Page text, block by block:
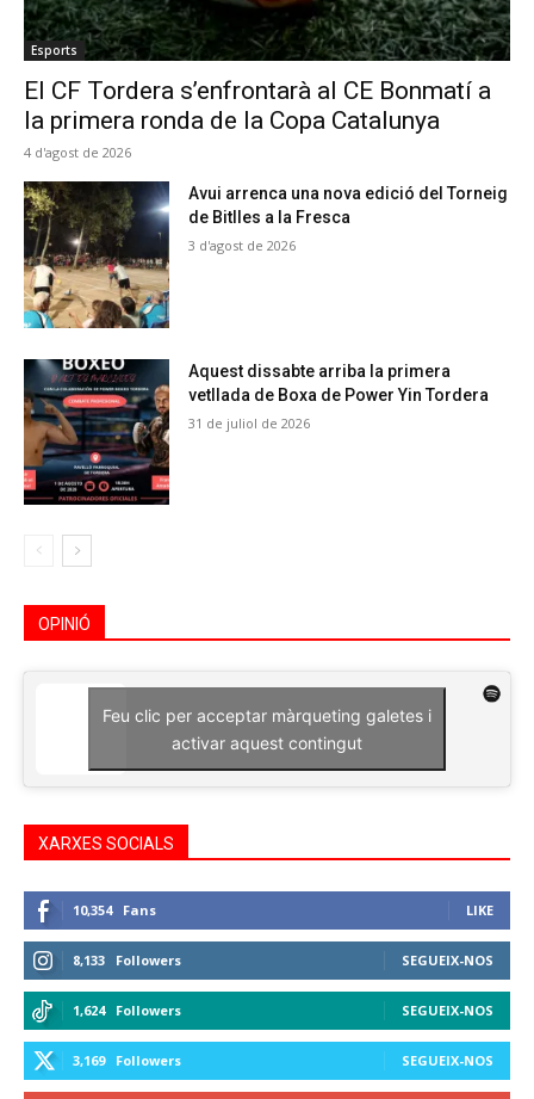
Esports
El CF Tordera s’enfrontarà al CE Bonmatí a
la primera ronda de la Copa Catalunya
4 d'agost de 2026
Avui arrenca una nova edició del Torneig
de Bitlles a la Fresca
3 d'agost de 2026
Aquest dissabte arriba la primera
vetllada de Boxa de Power Yin Tordera
31 de juliol de 2026
OPINIÓ
Feu clic per acceptar màrqueting galetes i
activar aquest contingut
XARXES SOCIALS
10,354 Fans LIKE
8,133 Followers SEGUEIX-NOS
1,624 Followers SEGUEIX-NOS
3,169 Followers SEGUEIX-NOS